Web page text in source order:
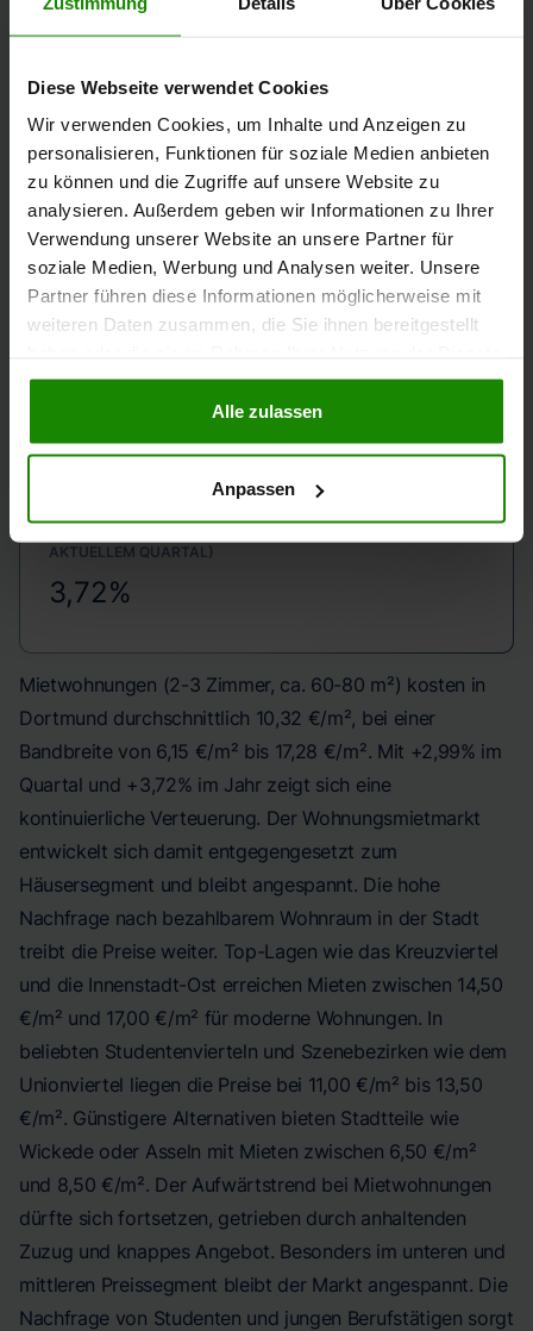
Diese Webseite verwendet Cookies
Wir verwenden Cookies, um Inhalte und Anzeigen zu
personalisieren, Funktionen für soziale Medien anbieten
zu können und die Zugriffe auf unsere Website zu
analysieren. Außerdem geben wir Informationen zu Ihrer
Verwendung unserer Website an unsere Partner für
soziale Medien, Werbung und Analysen weiter. Unsere
Partner führen diese Informationen möglicherweise mit
weiteren Daten zusammen, die Sie ihnen bereitgestellt
gesammelt haben.
Alle zulassen
Anpassen
PREISSPANNE
6 - 17 €/qm
DURCHSCHNITT EIN-/ZWEIFAMILIENHÄUSER
10 €/qm
JAHRESENTWICKLUNG (VORJAHRESQUARTAL ZU
AKTUELLEM QUARTAL)
3,72%
Mietwohnungen (2-3 Zimmer, ca. 60-80 m²) kosten in
Dortmund durchschnittlich 10,32 €/m², bei einer
Bandbreite von 6,15 €/m² bis 17,28 €/m². Mit +2,99% im
Quartal und +3,72% im Jahr zeigt sich eine
kontinuierliche Verteuerung. Der Wohnungsmietmarkt
entwickelt sich damit entgegengesetzt zum
Häusersegment und bleibt angespannt. Die hohe
Nachfrage nach bezahlbarem Wohnraum in der Stadt
treibt die Preise weiter. Top-Lagen wie das Kreuzviertel
und die Innenstadt-Ost erreichen Mieten zwischen 14,50
€/m² und 17,00 €/m² für moderne Wohnungen. In
beliebten Studentenvierteln und Szenebezirken wie dem
Unionviertel liegen die Preise bei 11,00 €/m² bis 13,50
€/m². Günstigere Alternativen bieten Stadtteile wie
Wickede oder Asseln mit Mieten zwischen 6,50 €/m²
und 8,50 €/m². Der Aufwärtstrend bei Mietwohnungen
dürfte sich fortsetzen, getrieben durch anhaltenden
Zuzug und knappes Angebot. Besonders im unteren und
mittleren Preissegment bleibt der Markt angespannt. Die
Nachfrage von Studenten und jungen Berufstätigen sorgt